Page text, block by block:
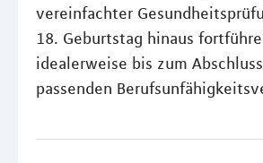
vereinfachter
18. Geburtstag hinaus
idealerweise bis zum
passenden